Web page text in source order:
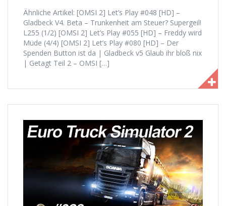
Ähnliche Artikel: [OMSI 2] Let’s Play #048 [HD] –
Gladbeck V4. Beta – Trunkenheit am Steuer? Supergeil!
L255 (1/2) [OMSI 2] Let’s Play #055 [HD] – Freddy wird
Müde (4/4) [OMSI 2] Let’s Play #080 [HD] – Der
Spenden Button ist da | Gladbeck v5 Glaub ihr bloß nix
| Getagt Teil 2 – OMSI […]